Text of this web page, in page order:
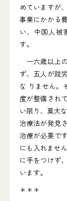
めていますが
事業にかかる
い、中国人被
す。
一六歳以上
ず、五人が就
な りません。
度が整備され
い限り、莫大
治療法が発見
治療が必要で
にも入れませ
に手をつけず
います。
＊＊＊